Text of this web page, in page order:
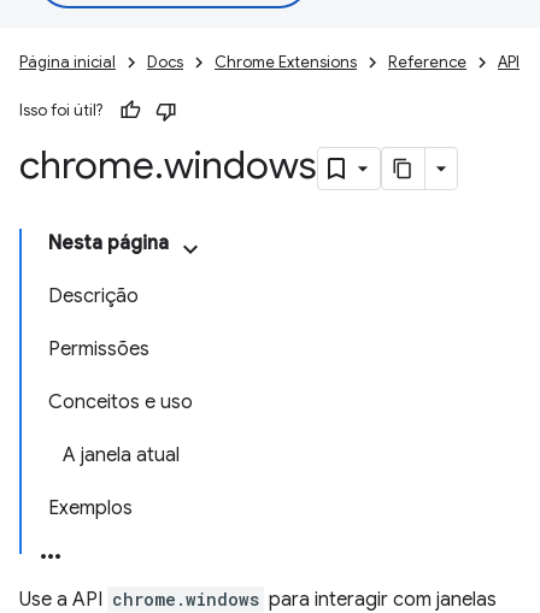
Página inicial Docs Chrome Extensions Reference API
Isso foi útil?
chrome.windows
Nesta página
Descrição
Permissões
Conceitos e uso
A janela atual
Exemplos
Use a API chrome.windows para interagir com janelas